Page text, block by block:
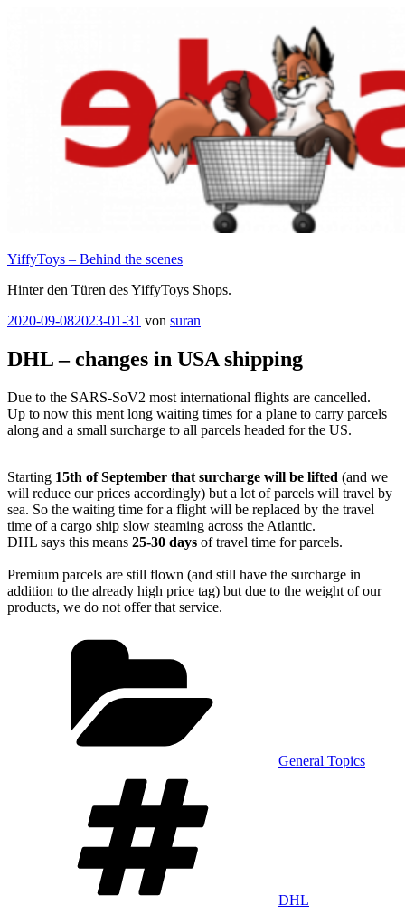
YiffyToys – Behind the scenes
Hinter den Türen des YiffyToys Shops.
Veröffentlicht
2020-09-082023-01-31 von suran
DHL – changes in USA shipping
Due to the SARS-SoV2 most international flights are cancelled.
Up to now this ment long waiting times for a plane to carry parcels
along and a small surcharge to all parcels headed for the US.
Starting 15th of September that surcharge will be lifted (and we
will reduce our prices accordingly) but a lot of parcels will travel by
sea. So the waiting time for a flight will be replaced by the travel
time of a cargo ship slow steaming across the Atlantic.
DHL says this means 25-30 days of travel time for parcels.
Premium parcels are still flown (and still have the surcharge in
addition to the already high price tag) but due to the weight of our
products, we do not offer that service.
General Topics
DHL